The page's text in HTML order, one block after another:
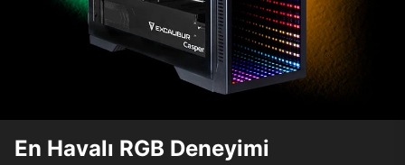
En Havalı RGB Deneyimi